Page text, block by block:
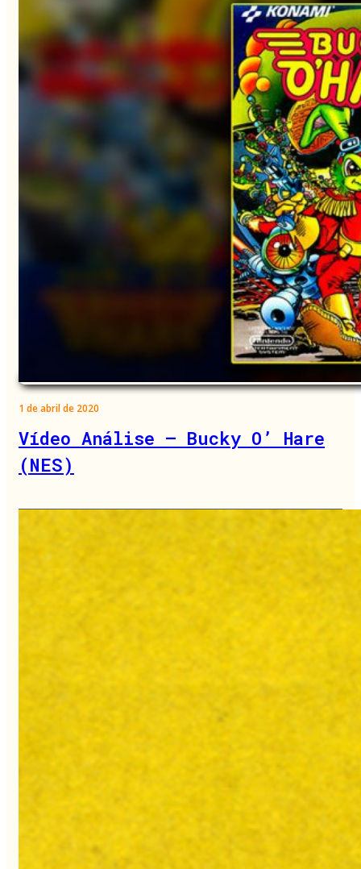
1 de abril de 2020
Vídeo Análise – Bucky O’ Hare
(NES)